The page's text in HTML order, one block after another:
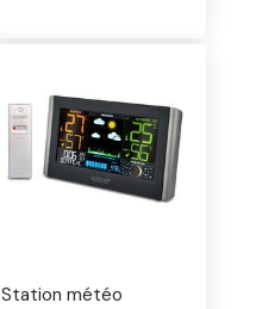
Station météo